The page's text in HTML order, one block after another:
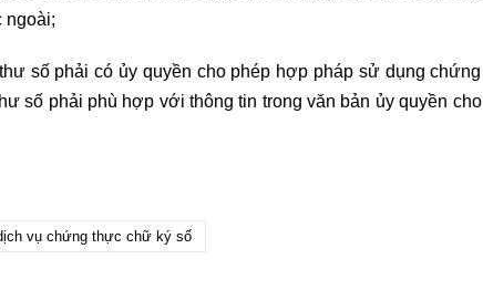
ngoài;
số phải có ủy quyền cho phép hợp pháp sử dụng chứng
số phải phù hợp với thông tin trong văn bản ủy quyền cho
vụ chứng thực chữ ký số